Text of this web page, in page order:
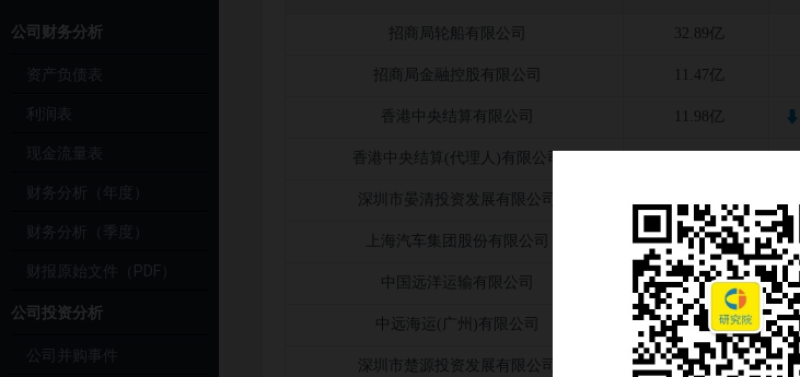
公司财务分析
资产负债表
利润表
现金流量表
财务分析（年度）
财务分析（季度）
财报原始文件（PDF）
公司投资分析
公司并购事件
招商局轮船有限公司 32.89亿
招商局金融控股有限公司 11.47亿
香港中央结算有限公司 11.98亿
香港中央结算(代理人)有限公司
深圳市晏清投资发展有限公司
上海汽车集团股份有限公司 3.10亿
中国远洋运输有限公司 15.75亿
中远海运(广州)有限公司 6.96亿
深圳市楚源投资发展有限公司 9.44亿